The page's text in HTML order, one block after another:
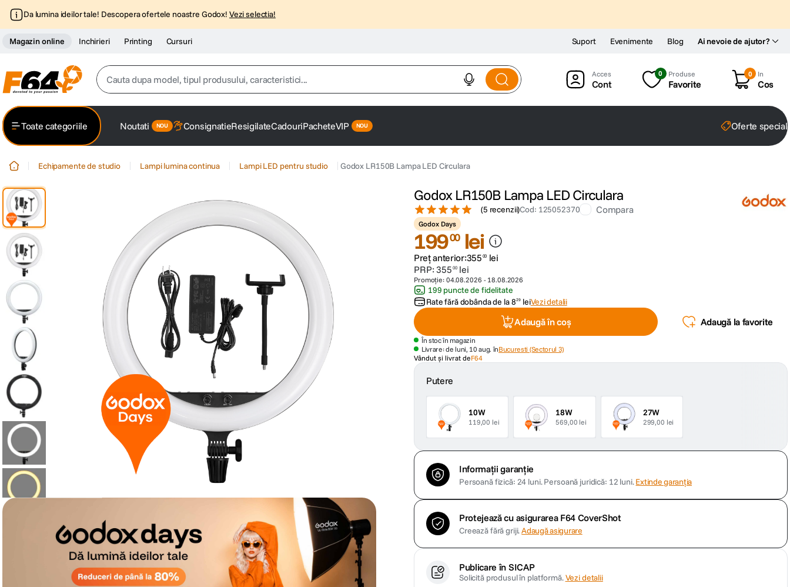
Da lumina ideilor tale! Descopera ofertele noastre Godox! Vezi selectia!
Magazin online Inchirieri Printing Cursuri Ai nevoie de ajutor?
Suport Evenimente Blog
Cauta dupa model, tipul produsului, caracteristici...
trepied
peak design
5 lavaliera
canon sx740 hs
. card memorie
sony fx
dji mic mini
10 dji osmo pocket 4
Cont
0 Produse
Favorite
0 In
Cos
Toate categoriile Noutati ConsignatieResigilateCadouriPacheteVIP Oferte
Echipamente de studio Lampi lumina continua Lampi LED pentru studio Godox LR150B Lampa LED Circulara
Godox LR150B Lampa LED Circulara
(5 recenzii)Cod: 125052370 Compara
Godox Days
19900 lei
Preț anterior:355 00 lei
PRP:355 00 lei
Promoție: 04.08.2026 - 18.08.2026
199 puncte de fidelitate
Rate fără dobânda de la829 leiVezi detalii
Adaugă în coș Adaugă la favorite
În stoc în magazin
Livrare: de luni, 10 aug. înBucuresti (Sectorul 3)
Vândut și livrat deF64
Putere
10W
119,00 lei
18W
569,00 lei
27W
299,00 lei
Informații garanție
Persoană fizică: 24 luni.Persoană juridică: 12 luni.Extinde garanția
Protejează cu asigurarea F64 CoverShot
Creează fără griji.Adaugă asigurare
Publicare în SICAP
Solicită produsul în platformă.Vezi detalii